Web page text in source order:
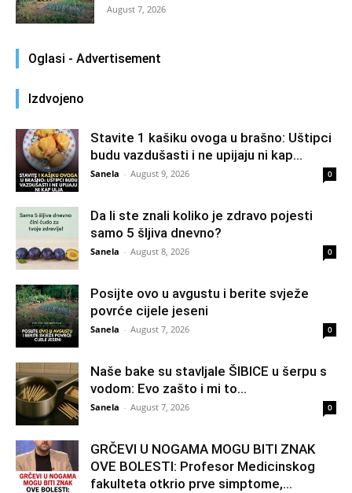
August 7, 2026
Oglasi - Advertisement
Izdvojeno
Stavite 1 kašiku ovoga u brašno: Uštipci
budu vazdušasti i ne upijaju ni kap...
Sanela - August 9, 2026 0
Da li ste znali koliko je zdravo pojesti
samo 5 šljiva dnevno?
Sanela - August 8, 2026 0
Posijte ovo u avgustu i berite svježe
povrće cijele jeseni
Sanela - August 7, 2026 0
Naše bake su stavljale ŠIBICE u šerpu s
vodom: Evo zašto i mi to...
Sanela - August 7, 2026 0
GRČEVI U NOGAMA MOGU BITI ZNAK
OVE BOLESTI: Profesor Medicinskog
fakulteta otkrio prve simptome,...